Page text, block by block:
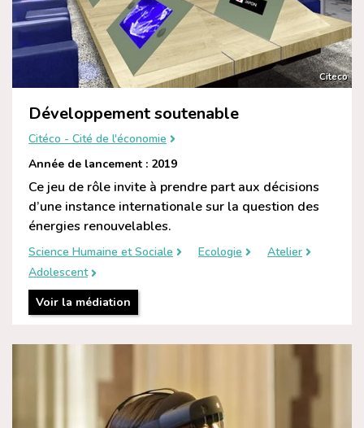
Citeco
Développement soutenable
Citéco - Cité de l'économie
Année de lancement : 2019
Ce jeu de rôle invite à prendre part aux décisions
d’une instance internationale sur la question des
énergies renouvelables.
Science Humaine et Sociale Ecologie
Atelier
Adolescent
Voir la médiation